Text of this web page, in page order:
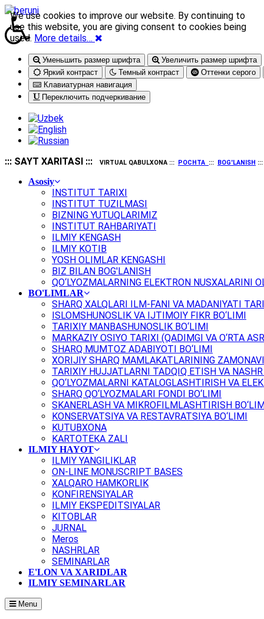
Уменьшить размер шрифта
Увеличить размер шрифта
Яркий контраст
Темный контраст
Оттенки серого
Клавиатурная навигация
Переключить подчеркивание
::: SAYT XARITASI ::: VIRTUAL QABULXONA ::: POCHTA ::: BOG'LANISH
Asosiy
INSTITUT TARIXI
INSTITUT TUZILMASI
BIZNING YUTUQLARIMIZ
INSTITUT RAHBARIYATI
ILMIY KENGASH
ILMIY KOTIB
YOSH OLIMLAR KENGASHI
BIZ BILAN BOG'LANISH
QO‘LYOZMALARNING ELEKTRON NUSXALARINI
BO'LIMLAR
SHARQ XALQLARI ILM-FANI VA MADANIYATI
ISLOMSHUNOSLIK VA IJTIMOIY FIKR BO‘LIMI
TARIXIY MANBASHUNOSLIK BO‘LIMI
MARKAZIY OSIYO TARIXI (QADIMGI VA O‘RTA
SHARQ MUMTOZ ADABIYOTI BO‘LIMI
XORIJIY SHARQ MAMLAKATLARINING
TARIXIY HUJJATLARNI TADQIQ ETISH VA
QO‘LYOZMALARNI KATALOGLASHTIRISH VA
SHARQ QO‘LYOZMALARI FONDI BO‘LIMI
SKANERLASH VA MIKROFILMLASHTIRISH
KONSERVATSIYA VA RESTAVRATSIYA BO‘LIMI
KUTUBXONA
KARTOTEKA ZALI
ILMIY HAYOT
ILMIY YANGILIKLAR
ON-LINE MONUSCRIPT BASES
XALQARO HAMKORLIK
KONFIRENSIYALAR
ILMIY EKSPEDITSIYALAR
KITOBLAR
JURNAL
Meros
NASHRLAR
SEMINARLAR
E'LON VA XARIDLAR
ILMIY SEMINARLAR
Menu
We use cookies to improve our website. By continuing to
use this website, you are giving consent to cookies being
used. More details…